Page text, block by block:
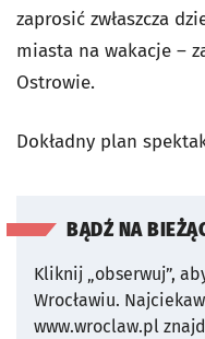
zaprosić zwłaszcza
miasta na wakacje –
Ostrowie.
Dokładny plan
BĄDŹ NA
Kliknij „obserwuj”,
Wrocławiu.
www.wroclaw.pl